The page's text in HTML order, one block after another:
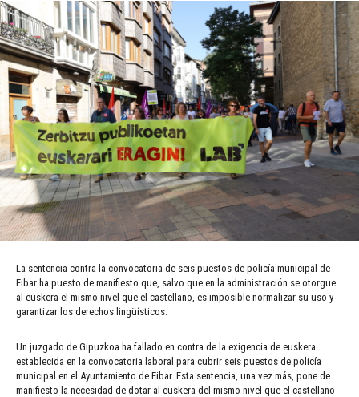
La sentencia contra la convocatoria de seis puestos de policía municipal de
Eibar ha puesto de manifiesto que, salvo que en la administración se otorgue
al euskera el mismo nivel que el castellano, es imposible normalizar su uso y
garantizar los derechos lingüísticos.
Un juzgado de Gipuzkoa ha fallado en contra de la exigencia de euskera
establecida en la convocatoria laboral para cubrir seis puestos de policía
municipal en el Ayuntamiento de Eibar. Esta sentencia, una vez más, pone de
manifiesto la necesidad de dotar al euskera del mismo nivel que el castellano